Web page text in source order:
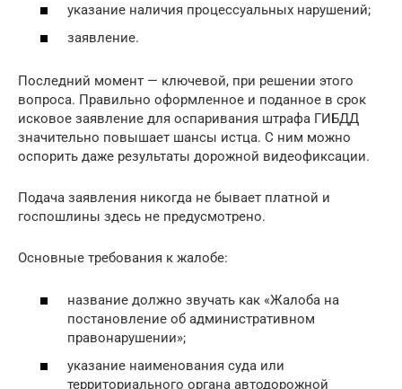
указание наличия процессуальных нарушений;
заявление.
Последний момент — ключевой, при решении этого
вопроса. Правильно оформленное и поданное в срок
исковое заявление для оспаривания штрафа ГИБДД
значительно повышает шансы истца. С ним можно
оспорить даже результаты дорожной видеофиксации.
Подача заявления никогда не бывает платной и
госпошлины здесь не предусмотрено.
Основные требования к жалобе:
название должно звучать как «Жалоба на
постановление об административном
правонарушении»;
указание наименования суда или
территориального органа автодорожной